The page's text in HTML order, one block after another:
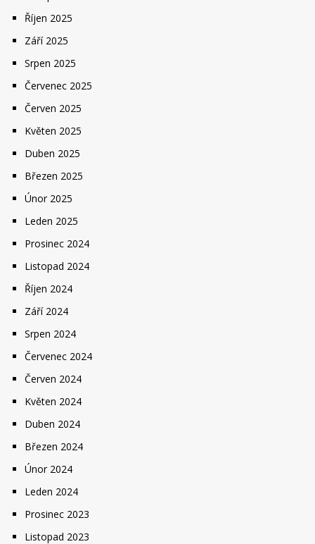
Říjen 2025
Září 2025
Srpen 2025
Červenec 2025
Červen 2025
Květen 2025
Duben 2025
Březen 2025
Únor 2025
Leden 2025
Prosinec 2024
Listopad 2024
Říjen 2024
Září 2024
Srpen 2024
Červenec 2024
Červen 2024
Květen 2024
Duben 2024
Březen 2024
Únor 2024
Leden 2024
Prosinec 2023
Listopad 2023